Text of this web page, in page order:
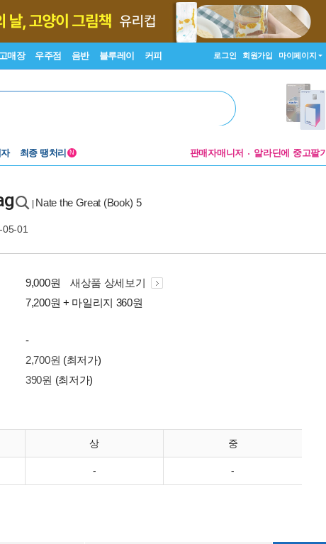
매장 우주점 음반 블루레이 커피 로그인 회원가입 마이페이지
최종 땡처리 N 판매자매니저 알라딘에 중고팔기
Nate the Great (Book) 5
01
9,000원
새상품 상세보기
7,200원 + 마일리지 360원
-
2,700원 (최저가)
390원 (최저가)
상 중
- -